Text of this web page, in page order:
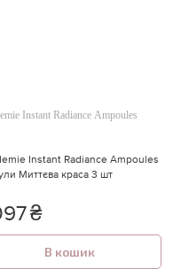
Instant Radiance Ampoules
Instant Radiance Ampoules
Миттєва краса 3 шт
₴
В кошик